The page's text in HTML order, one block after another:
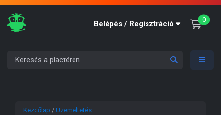
Belépés / Regisztráció 0
Kezdőlap / Üzemeltetés